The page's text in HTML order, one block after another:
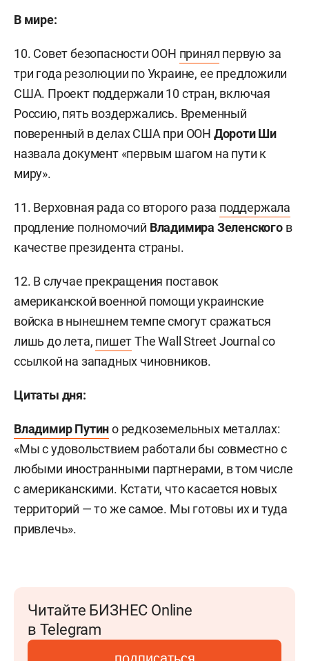
В мире:
10. Совет безопасности ООН принял первую за
три года резолюции по Украине, ее предложили
США. Проект поддержали 10 стран, включая
Россию, пять воздержались. Временный
поверенный в делах США при ООН Дороти Ши
назвала документ «первым шагом на пути к
миру».
11. Верховная рада со второго раза поддержала
продление полномочий Владимира Зеленскогов
качестве президента страны.
12. В случае прекращения поставок
американской военной помощи украинские
войска в нынешнем темпе смогут сражаться
лишь до лета, пишетThe Wall Street Journal со
ссылкой на западных чиновников.
Цитаты дня:
Владимир Путино редкоземельных металлах:
«Мы с удовольствием работали бы совместно с
любыми иностранными партнерами, в том числе
с американскими. Кстати, что касается новых
территорий — то же самое. Мы готовы их и туда
привлечь».
Читайте БИЗНЕС Online
в Telegram